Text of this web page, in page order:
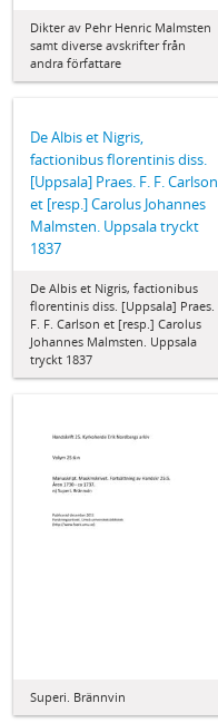
Dikter av Pehr Henric Malmsten
samt diverse avskrifter från
andra författare
De Albis et Nigris,
factionibus florentinis diss.
[Uppsala] Praes. F. F. Carlson
et [resp.] Carolus Johannes
Malmsten. Uppsala tryckt
1837
De Albis et Nigris, factionibus
florentinis diss. [Uppsala] Praes.
F. F. Carlson et [resp.] Carolus
Johannes Malmsten. Uppsala
tryckt 1837
Superi. Brännvin